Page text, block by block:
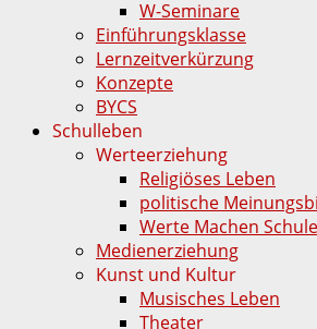
W-Seminare
Einführungsklasse
Lernzeitverkürzung
Konzepte
BYCS
Schulleben
Werteerziehung
Religiöses Leben
politische
Werte Machen Schule
Medienerziehung
Kunst und Kultur
Musisches Leben
Theater